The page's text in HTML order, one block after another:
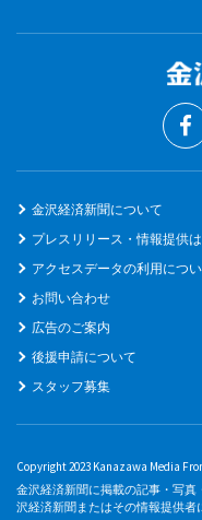
金沢経済新聞について
プレスリリース・情報提供
アクセスデータの利用につ
お問い合わせ
広告のご案内
後援申請について
スタッフ募集
Copyright 2023 Kanazawa Media
金沢経済新聞に掲載の記事・写
沢経済新聞またはその情報提供者